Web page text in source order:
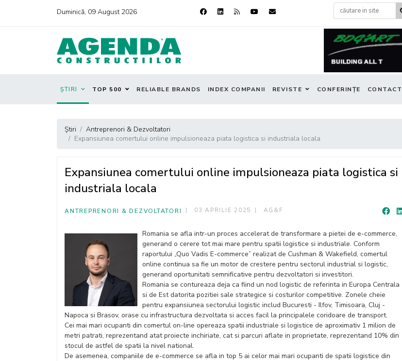
Duminică, 09 August 2026
ȘTIRI TOP 500 RELIABLE BRANDS INDEX COMPANII REVISTE CONFERINȚE CONTACT
Știri
Antreprenori & Dezvoltatori
Expansiunea comertului online impulsioneaza piata logistica si industriala locala
Expansiunea comertului online impulsioneaza piata logistica si
industriala locala
ANTREPRENORI & DEZVOLTATORI 03 APRILIE 2025 AG&F
Romania se afla intr-un proces accelerat de transformare a pietei de e-commerce,
generand o cerere tot mai mare pentru spatii logistice si industriale. Conform
raportului „Quo Vadis E-commerce” realizat de Cushman & Wakefield, comertul
online continua sa fie un motor de crestere pentru sectorul industrial si logistic,
generand oportunitati semnificative pentru dezvoltatori si investitori.
Romania se contureaza deja ca fiind un nod logistic de referinta in Europa Centrala
si de Est datorita pozitiei sale strategice si costurilor competitive. Zonele cheie
pentru expansiunea sectorului logistic includ Bucuresti - Ilfov, Timisoara, Cluj -
Napoca si Brasov, orase cu infrastructura dezvoltata si acces facil la principalele coridoare de transport.
Cei mai mari ocupanti din comertul on-line opereaza spatii industriale si logistice de aproximativ 1 milion de
metri patrati, reprezentand atat proiecte inchiriate, cat si parcuri aflate in proprietate, reprezentand 10% din
stocul de astfel de spatii la nivel national.
De asemenea, companiile de e-commerce se afla in top 5 ai celor mai mari ocupanti de spatii logistice din